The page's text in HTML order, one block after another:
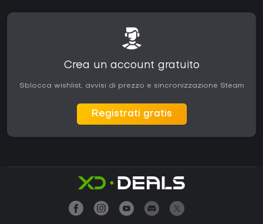
Crea un account gratuito
Sblocca wishlist, avvisi di prezzo e sincronizzazione Steam
Registrati gratis